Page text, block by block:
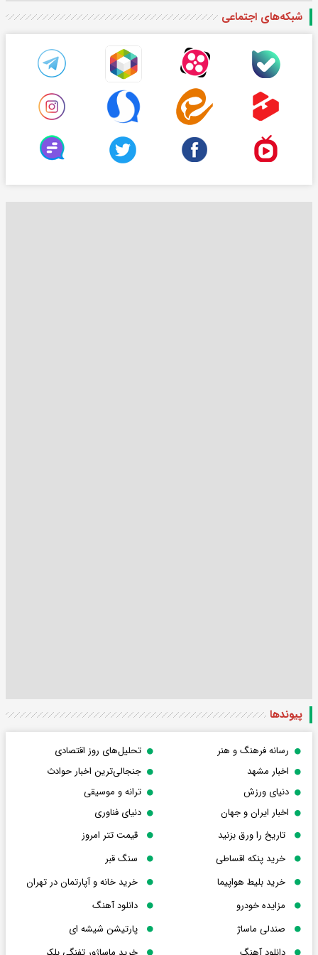
شبکه‌های اجتماعی
پیوندها
رسانه فرهنگ و هنر
تحلیل‌های روز اقتصادی
اخبار مشهد
جنجالی‌ترین اخبار حوادث
دنیای ورزش
ترانه و موسیقی
اخبار ایران و جهان
دنیای فناوری
تاریخ را ورق بزنید
قیمت تتر امروز
خرید پنکه اقساطی
سنگ قبر
خرید بلیط هواپیما
خرید خانه و آپارتمان در تهران
مزایده خودرو
دانلود آهنگ
صندلی ماساژ
پارتیشن شیشه ای